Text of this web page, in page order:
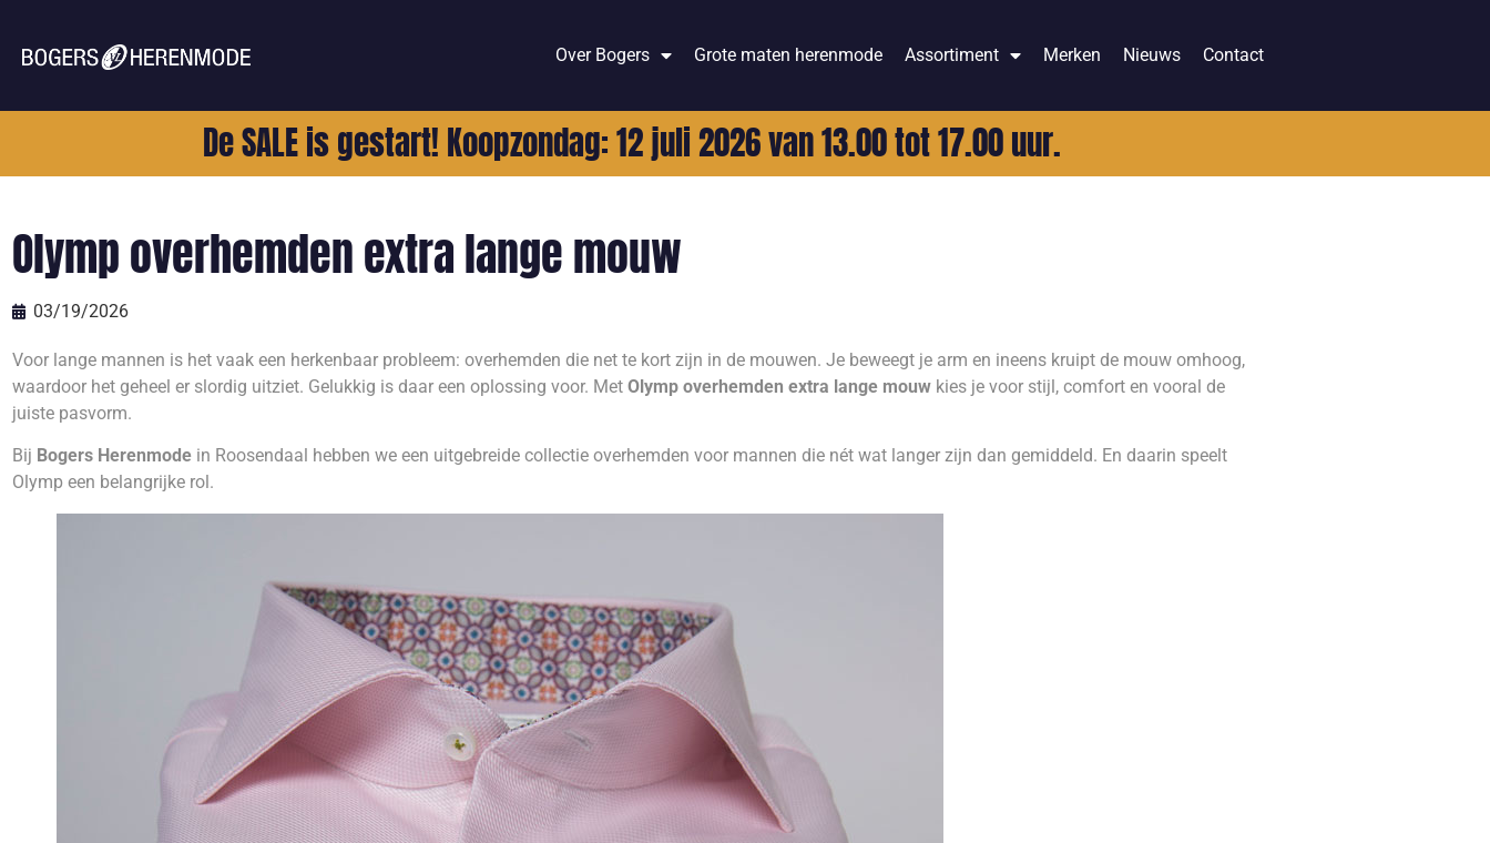
Over Bogers Grote maten herenmode Assortiment Merken Nieuws Contact
De SALE is gestart! Koopzondag: 12 juli 2026 van 13.00 tot 17.00 uur.
Olymp overhemden extra lange mouw
03/19/2026
Voor lange mannen is het vaak een herkenbaar probleem: overhemden die net te kort zijn in de mouwen. Je beweegt je arm en ineens kruipt de mouw omhoog,
waardoor het geheel er slordig uitziet. Gelukkig is daar een oplossing voor. Met Olymp overhemden extra lange mouw kies je voor stijl, comfort en vooral de
juiste pasvorm.
Bij Bogers Herenmode in Roosendaal hebben we een uitgebreide collectie overhemden voor mannen die nét wat langer zijn dan gemiddeld. En daarin speelt
Olymp een belangrijke rol.